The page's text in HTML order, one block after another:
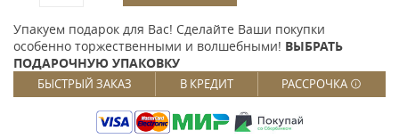
Упакуем подарок для Вас! Сделайте Ваши покупки
особенно торжественными и волшебными! ВЫБРАТЬ
ПОДАРОЧНУЮ УПАКОВКУ
БЫСТРЫЙ ЗАКАЗ В КРЕДИТ РАССРОЧКА